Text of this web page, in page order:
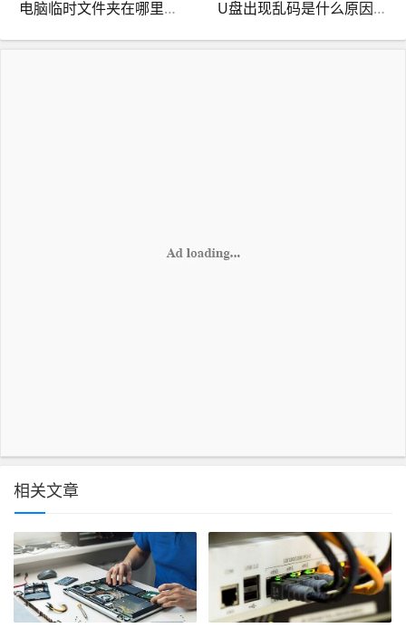
电脑临时文件夹在哪里清理？ U盘出现乱码是什么原因？
相关文章